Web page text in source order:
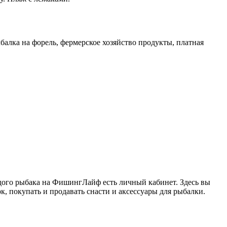
на форель, фермерское хозяйство продукты, платная
рыбака на ФишингЛайф есть личный кабинет. Здесь вы
покупать и продавать снасти и аксессуары для рыбалки.